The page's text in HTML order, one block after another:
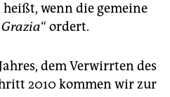
heißt, wenn die gemeine
Grazia“ ordert.
dem Verwirrten des
2010 kommen wir zur